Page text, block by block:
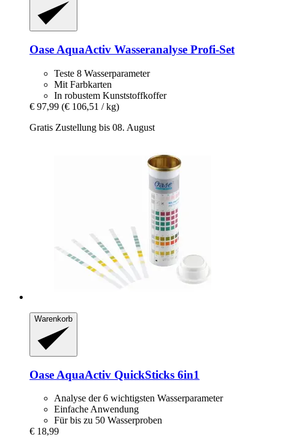
Oase AquaActiv Wasseranalyse Profi-​Set
Teste 8 Wasserparameter
Mit Farbkarten
In robustem Kunststoffkoffer
€ 97,99 (€ 106,51 / kg)
Gratis Zustellung bis 08. August
Warenkorb
Oase AquaActiv QuickSticks 6in1
Analyse der 6 wichtigsten Wasserparameter
Einfache Anwendung
Für bis zu 50 Wasserproben
€ 18,99